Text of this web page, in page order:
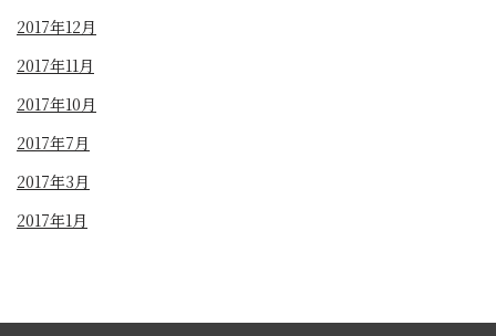
2017年12月
2017年11月
2017年10月
2017年7月
2017年3月
2017年1月